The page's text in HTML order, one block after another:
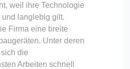
weil ihre Technologie
langlebig gilt.
Firma eine breite
Unter deren
die
Arbeiten schnell